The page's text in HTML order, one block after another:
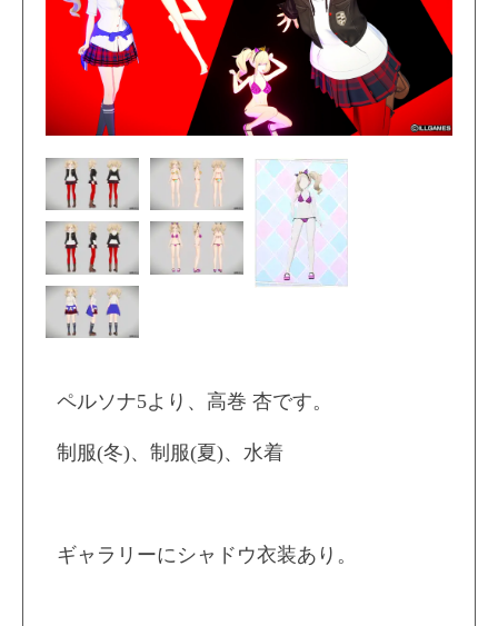
ペルソナ5より、高巻 杏です。
制服(冬)、制服(夏)、水着
ギャラリーにシャドウ衣装あり。